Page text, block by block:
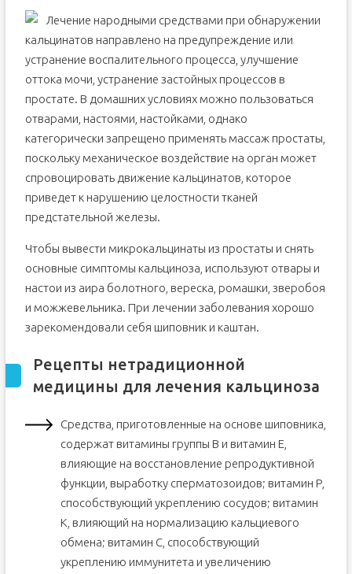
Лечение народными средствами при обнаружении
кальцинатов направлено на предупреждение или
устранение воспалительного процесса, улучшение
оттока мочи, устранение застойных процессов в
простате. В домашних условиях можно пользоваться
отварами, настоями, настойками, однако
категорически запрещено применять массаж простаты,
поскольку механическое воздействие на орган может
спровоцировать движение кальцинатов, которое
приведет к нарушению целостности тканей
предстательной железы.
Чтобы вывести микрокальцинаты из простаты и снять
основные симптомы кальциноза, используют отвары и
настои из аира болотного, вереска, ромашки, зверобоя
и можжевельника. При лечении заболевания хорошо
зарекомендовали себя шиповник и каштан.
Рецепты нетрадиционной
медицины для лечения кальциноза
Средства, приготовленные на основе шиповника,
содержат витамины группы В и витамин Е,
влияющие на восстановление репродуктивной
функции, выработку сперматозоидов; витамин Р,
способствующий укреплению сосудов; витамин
К, влияющий на нормализацию кальциевого
обмена; витамин С, способствующий
укреплению иммунитета и увеличению